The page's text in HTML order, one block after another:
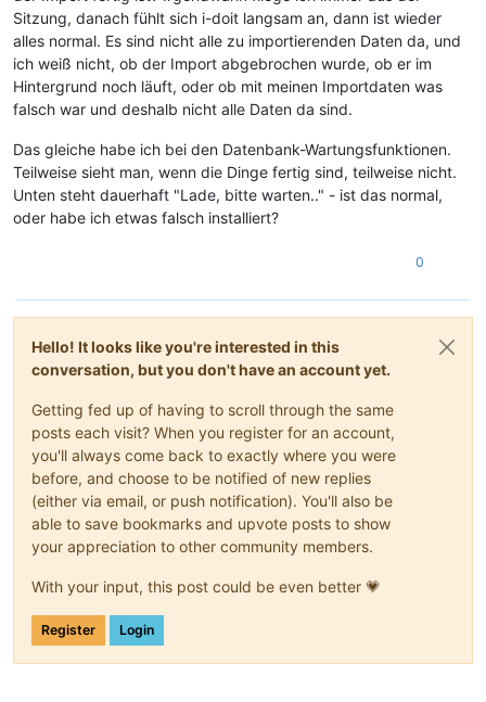
Sitzung, danach fühlt sich i-doit langsam an, dann ist wieder
alles normal. Es sind nicht alle zu importierenden Daten da, und
ich weiß nicht, ob der Import abgebrochen wurde, ob er im
Hintergrund noch läuft, oder ob mit meinen Importdaten was
falsch war und deshalb nicht alle Daten da sind.
Das gleiche habe ich bei den Datenbank-Wartungsfunktionen.
Teilweise sieht man, wenn die Dinge fertig sind, teilweise nicht.
Unten steht dauerhaft "Lade, bitte warten.." - ist das normal,
oder habe ich etwas falsch installiert?
0
Hello! It looks like you're interested in this
conversation, but you don't have an account yet.
Getting fed up of having to scroll through the same
posts each visit? When you register for an account,
you'll always come back to exactly where you were
before, and choose to be notified of new replies
(either via email, or push notification). You'll also be
able to save bookmarks and upvote posts to show
your appreciation to other community members.
With your input, this post could be even better 💗
Register Login